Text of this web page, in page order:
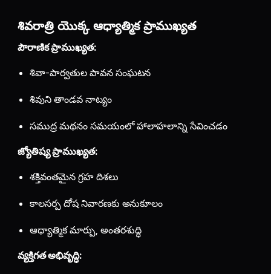
శివరాత్రి యొక్క ఆధ్యాత్మిక ప్రాముఖ్యత
పౌరాణిక ప్రాముఖ్యత:
శివా-పార్వతుల పావన సంఘటన
శివుని తాండవ నాట్యం
సముద్ర మథనం సమయంలో హాలాహలాన్ని సేవించడం
జ్యోతిష్య ప్రాముఖ్యత:
శక్తివంతమైన గ్రహ దిశలు
కాలసర్ప దోష నివారణకు అనుకూలం
ఆధ్యాత్మిక మార్పు, అంతరశుద్ధి
వ్యక్తిగత అభివృద్ధి: